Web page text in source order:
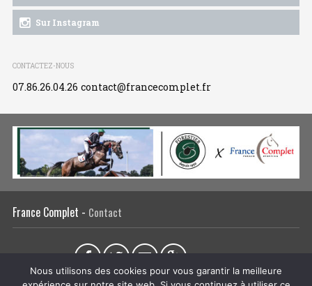
Sur Instagram
CONTACTEZ-NOUS
07.86.26.04.26 contact@francecomplet.fr
France Complet - Contact
Nous utilisons des cookies pour vous garantir la meilleure